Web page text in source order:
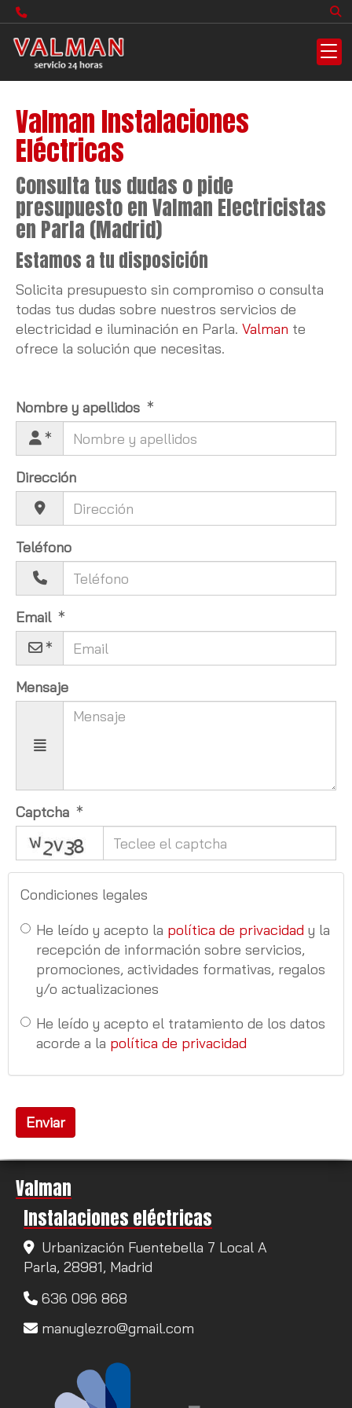
Valman Instalaciones
Eléctricas
Consulta tus dudas o pide
presupuesto en Valman Electricistas
en Parla (Madrid)
Estamos a tu disposición
Solicita presupuesto sin compromiso o consulta
todas tus dudas sobre nuestros servicios de
electricidad e iluminación en Parla. Valman te
ofrece la solución que necesitas.
Nombre y apellidos
Dirección
Teléfono
Email
Mensaje
Captcha
captcha
Condiciones legales
He leído y acepto la política de privacidad y la
recepción de información sobre servicios,
promociones, actividades formativas, regalos
y/o actualizaciones
He leído y acepto el tratamiento de los datos
acorde a la política de privacidad
Enviar
Valman
Instalaciones eléctricas
Urbanización Fuentebella 7 Local A
Parla, 28981, Madrid
636 096 868
manuglezro
gmail.com